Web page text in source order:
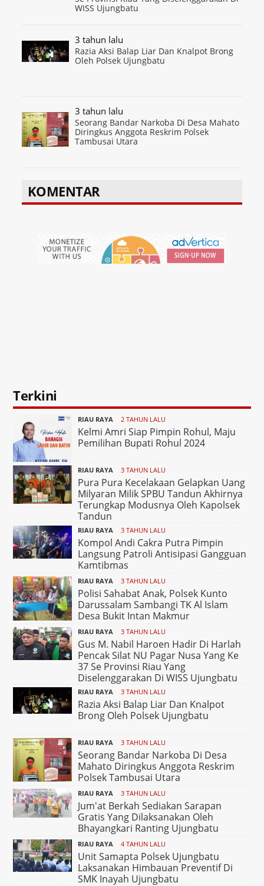
WISS Ujungbatu
3 tahun lalu
Razia Aksi Balap Liar Dan Knalpot Brong
Oleh Polsek Ujungbatu
3 tahun lalu
Seorang Bandar Narkoba Di Desa Mahato
Diringkus Anggota Reskrim Polsek
Tambusai Utara
KOMENTAR
Terkini
RIAU RAYA 2 TAHUN LALU
Kelmi Amri Siap Pimpin Rohul, Maju
Pemilihan Bupati Rohul 2024
RIAU RAYA 3 TAHUN LALU
Pura Pura Kecelakaan Gelapkan Uang
Milyaran Milik SPBU Tandun Akhirnya
Terungkap Modusnya Oleh Kapolsek
Tandun
RIAU RAYA 3 TAHUN LALU
Kompol Andi Cakra Putra Pimpin
Langsung Patroli Antisipasi Gangguan
Kamtibmas
RIAU RAYA 3 TAHUN LALU
Polisi Sahabat Anak, Polsek Kunto
Darussalam Sambangi TK Al Islam
Desa Bukit Intan Makmur
RIAU RAYA 3 TAHUN LALU
Gus M. Nabil Haroen Hadir Di Harlah
Pencak Silat NU Pagar Nusa Yang Ke
37 Se Provinsi Riau Yang
Diselenggarakan Di WISS Ujungbatu
RIAU RAYA 3 TAHUN LALU
Razia Aksi Balap Liar Dan Knalpot
Brong Oleh Polsek Ujungbatu
RIAU RAYA 3 TAHUN LALU
Seorang Bandar Narkoba Di Desa
Mahato Diringkus Anggota Reskrim
Polsek Tambusai Utara
RIAU RAYA 3 TAHUN LALU
Jum'at Berkah Sediakan Sarapan
Gratis Yang Dilaksanakan Oleh
Bhayangkari Ranting Ujungbatu
RIAU RAYA 4 TAHUN LALU
Unit Samapta Polsek Ujungbatu
Laksanakan Himbauan Preventif Di
SMK Inayah Ujungbatu